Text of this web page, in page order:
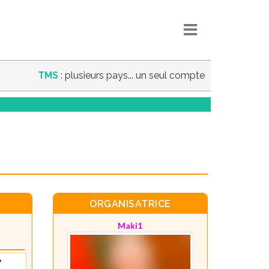
TMS : plusieurs pays... un seul compte
ORGANISATRICE
Maki1